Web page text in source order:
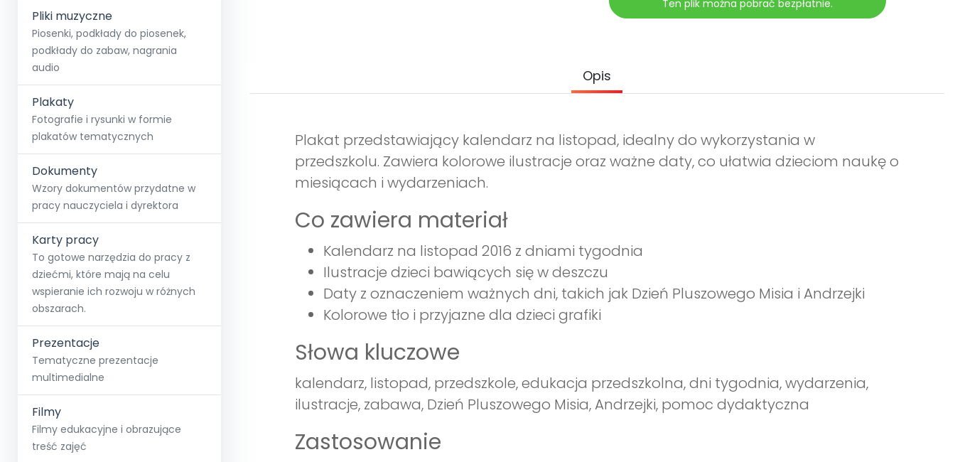
Pliki muzyczne
Piosenki, podkłady do piosenek,
podkłady do zabaw, nagrania
audio
Plakaty
Fotografie i rysunki w formie
plakatów tematycznych
Dokumenty
Wzory dokumentów przydatne w
pracy nauczyciela i dyrektora
Karty pracy
To gotowe narzędzia do pracy z
dziećmi, które mają na celu
wspieranie ich rozwoju w różnych
obszarach.
Prezentacje
Tematyczne prezentacje
multimedialne
Filmy
Filmy edukacyjne i obrazujące
treść zajęć
Ten plik można pobrać bezpłatnie.
Opis
Plakat przedstawiający kalendarz na listopad, idealny do wykorzystania w
przedszkolu. Zawiera kolorowe ilustracje oraz ważne daty, co ułatwia dzieciom naukę o
miesiącach i wydarzeniach.
Co zawiera materiał
Kalendarz na listopad 2016 z dniami tygodnia
Ilustracje dzieci bawiących się w deszczu
Daty z oznaczeniem ważnych dni, takich jak Dzień Pluszowego Misia i Andrzejki
Kolorowe tło i przyjazne dla dzieci grafiki
Słowa kluczowe
kalendarz, listopad, przedszkole, edukacja przedszkolna, dni tygodnia, wydarzenia,
ilustracje, zabawa, Dzień Pluszowego Misia, Andrzejki, pomoc dydaktyczna
Zastosowanie